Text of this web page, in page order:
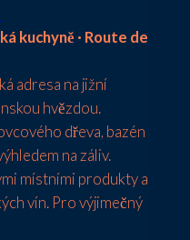
kuchyně · Route de
adresa na jižní
hvězdou.
dřeva, bazén
na záliv.
místními produkty a
vín. Pro výjimečný